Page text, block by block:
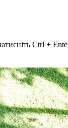
Ctrl +